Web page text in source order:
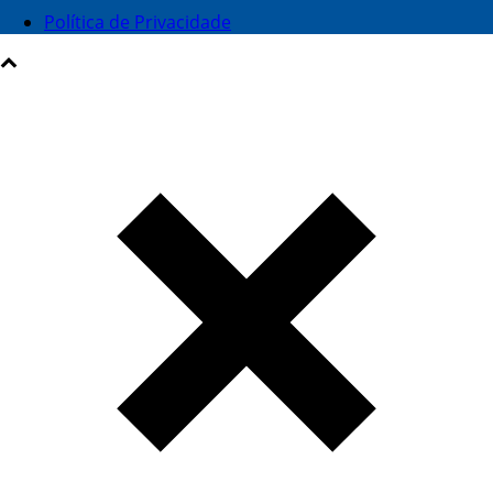
Política de Privacidade